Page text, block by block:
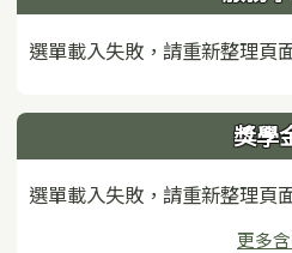
選單載入失敗，請重新整理頁
獎學
選單載入失敗，請重新整理頁
更多